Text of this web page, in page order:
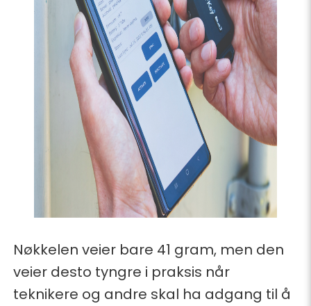
Nøkkelen veier bare 41 gram, men den
veier desto tyngre i praksis når
teknikere og andre skal ha adgang til å